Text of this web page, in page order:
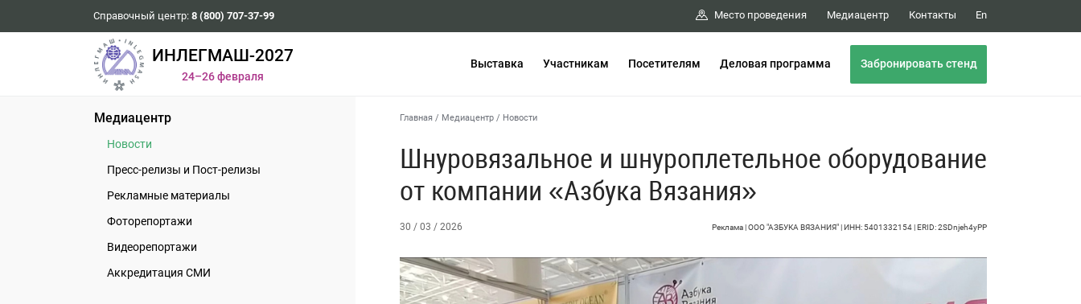
Справочный центр: 8 (800) 707-37-99 Место проведения Медиацентр Контакты En
ИНЛЕГМАШ-2027
24–26 февраля
Выставка Участникам Посетителям Деловая программа Забронировать стенд
Медиацентр
Новости
Пресс-релизы и Пост-релизы
Рекламные материалы
Фоторепортажи
Видеорепортажи
Аккредитация СМИ
Главная / Медиацентр / Новости
Шнуровязальное и шнуроплетельное оборудование
от компании «Азбука Вязания»
30 / 03 / 2026 Реклама | ООО "АЗБУКА ВЯЗАНИЯ" | ИНН: 5401332154 | ERID: 2SDnjeh4yPP